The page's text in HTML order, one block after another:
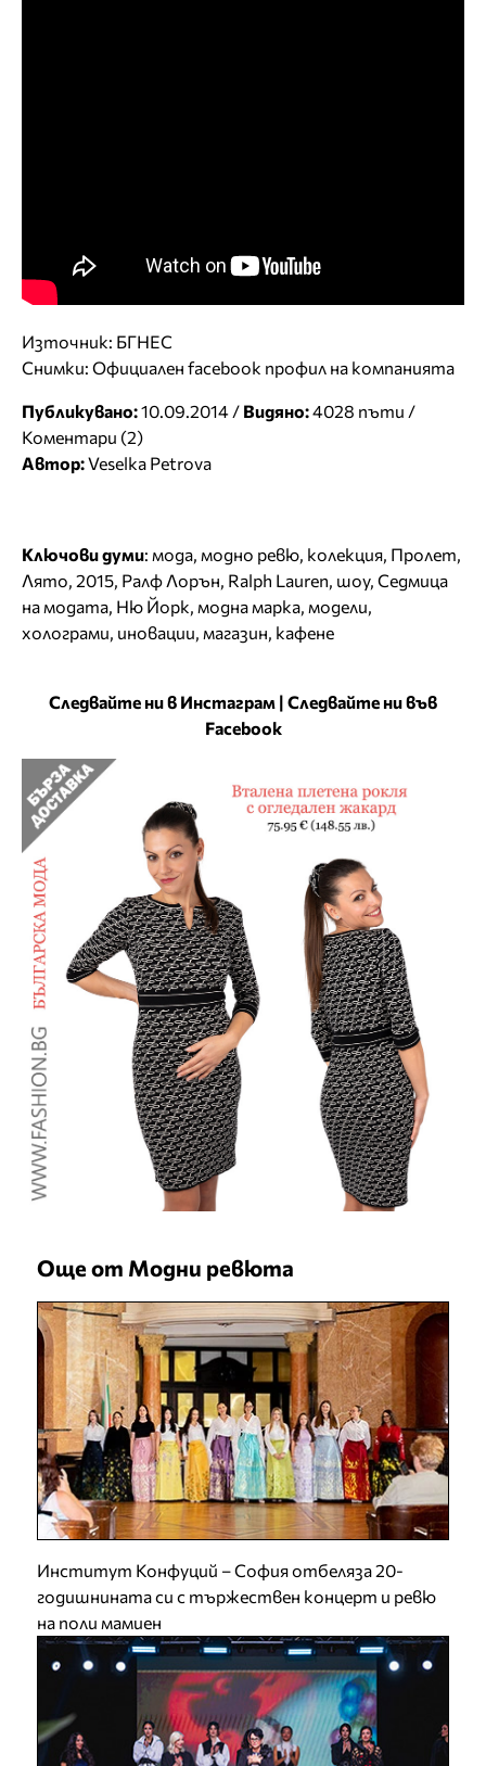
Източник: БГНЕС
Снимки: Официален facebook профил на компанията
Публикувано:10.09.2014 / Видяно:4028 пъти /
Коментари (2)
Автор:Veselka Petrova
Ключови думи: мода, модно ревю, колекция, Пролет,
Лято, 2015, Ралф Лорън, Ralph Lauren, шоу, Седмица
на модата, Ню Йорк, модна марка, модели,
холограми, иновации, магазин, кафене
Следвайте ни в Инстаграм | Следвайте ни във
Facebook
Още от Модни ревюта
Институт Конфуций – София отбеляза 20-
годишнината си с тържествен концерт и ревю
на поли мамиен